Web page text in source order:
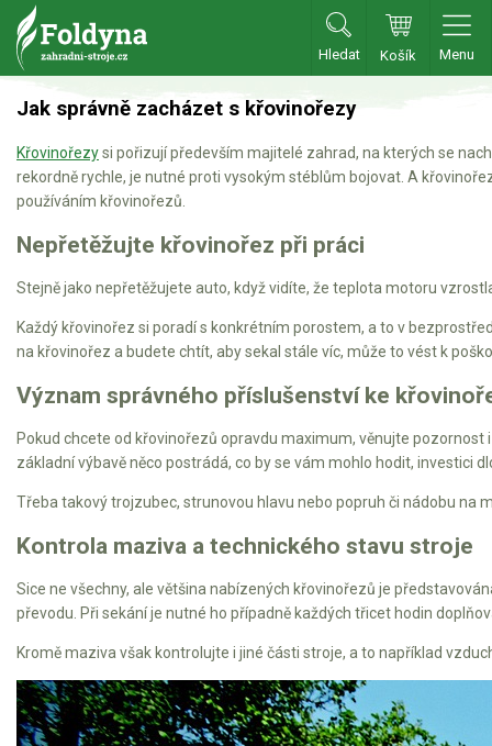
Hledat Košík Menu
Zahradní traktory
Zahradní traktory
Zahradní ridery
Aku traktory
Sekačky
Benzínové sekačky
Robotické sekačky
Křovinořezy a vyžínače
Motorové pily
Jak správně zacházet s křovinořezy
Křovinořezysi pořizují především majitelé zahrad, na kterých se
rekordně rychle, je nutné proti vysokým stéblům bojovat. A
používáním křovinořezů.
Nepřetěžujte křovinořez při práci
Stejně jako nepřetěžujete auto, když vidíte, že teplota motoru
Každý křovinořez si poradí s konkrétním porostem, a to v
na křovinořez a budete chtít, aby sekal stále víc, může to vést k
Význam správného příslušenství ke
Pokud chcete od křovinořezů opravdu maximum, věnujte
základní výbavě něco postrádá, co by se vám mohlo hodit, investici
Třeba takový trojzubec, strunovou hlavu nebo popruh či nádobu na
Kontrola maziva a technického stavu stroje
Sice ne všechny, ale většina nabízených křovinořezů je
převodu. Při sekání je nutné ho případně každých třicet hodin
Kromě maziva však kontrolujte i jiné části stroje, a to například